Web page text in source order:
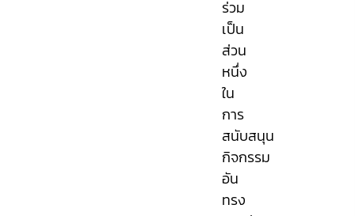
ร่วม
เป็น
ส่วน
หนึ่ง
ใน
การ
สนับสนุน
กิจกรรม
อัน
ทรง